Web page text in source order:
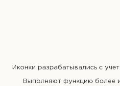
Иконки разрабатывались с
Выполняют функцию более